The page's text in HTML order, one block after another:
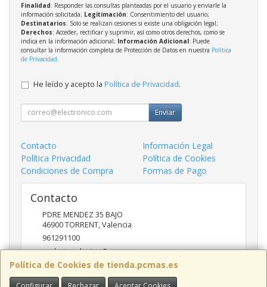
Política de Cookies de tienda.pcmas.es
Finalidad: Responder las consultas planteadas por el usuario y enviarle la
información solicitada; Legitimación: Consentimiento del usuario;
Destinatarios: Solo se realizan cesiones si existe una obligación legal;
Derechos: Acceder, rectificar y suprimir, así como otros derechos, como se
indica en la información adicional; Información Adicional: Puede
consultar la información completa de Protección de Datos en nuestra Política
de Privacidad
He leído y acepto la Política de Privacidad.
Enviar
Contacto
Información Legal
Política Privacidad
Política de Cookies
Condiciones de Compra
Formas de Pago
Contacto
PDRE MENDEZ 35 BAJO
46900TORRENT,Valencia
961291100
nadasinsolucion@pcmas.es